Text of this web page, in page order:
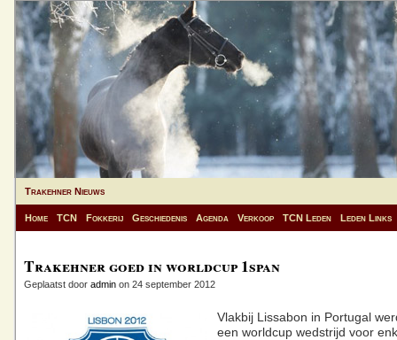
Trakehner Nieuws
Home TCN Fokkerij Geschiedenis Agenda Verkoop TCN Leden Leden Links
Trakehner goed in worldcup 1span
Geplaatst door admin on 24 september 2012
Vlakbij Lissabon in Portugal
een worldcup wedstrijd voor